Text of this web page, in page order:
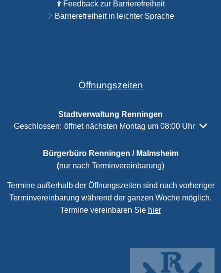
Feedback zur Barrierefreiheit
Barrierefreiheit in leichter Sprache
Öffnungszeiten
Stadtverwaltung Renningen
Klicken, um weitere Öffnungs- oder Schließzeiten
Geschlossen: öffnet nächsten Montag um 08:00 Uhr
Bürgerbüro Renningen / Malmsheim
(nur nach Terminvereinbarung)
Termine außerhalb der Öffnungszeiten sind nach vorheriger
Terminvereinbarung während der ganzen Woche möglich.
Termine vereinbaren Sie hier